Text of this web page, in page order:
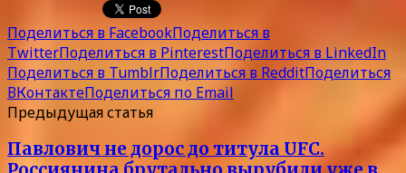
Поделиться в FacebookПоделиться в
TwitterПоделиться в PinterestПоделиться в LinkedIn
Поделиться в TumblrПоделиться в RedditПоделиться
ВКонтактеПоделиться по Email
Предыдущая статья
Павлович не дорос до титула UFC.